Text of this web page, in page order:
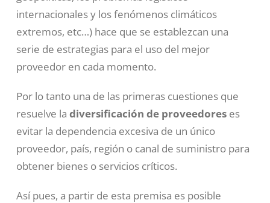
internacionales y los fenómenos climáticos
extremos, etc…) hace que se establezcan una
serie de estrategias para el uso del mejor
proveedor en cada momento.
Por lo tanto una de las primeras cuestiones que
resuelve la diversificación de proveedoreses
evitar la dependencia excesiva de un único
proveedor, país, región o canal de suministro para
obtener bienes o servicios críticos.
Así pues, a partir de esta premisa es posible